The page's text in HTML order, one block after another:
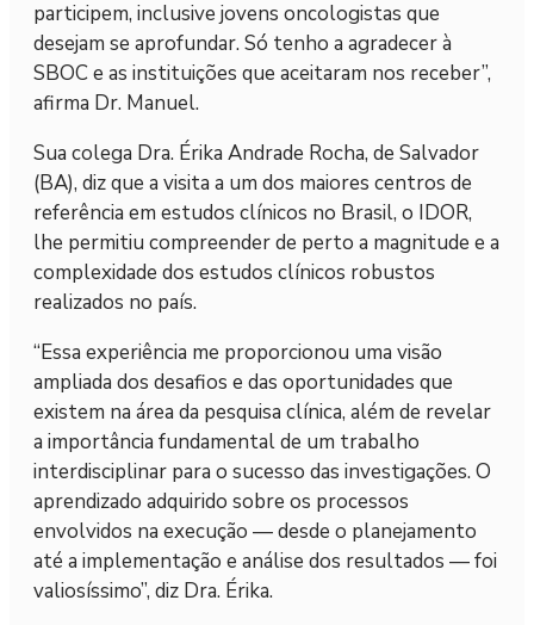
participem, inclusive jovens oncologistas que
desejam se aprofundar. Só tenho a agradecer à
SBOC e as instituições que aceitaram nos receber”,
afirma Dr. Manuel.
Sua colega Dra. Érika Andrade Rocha, de Salvador
(BA), diz que a visita a um dos maiores centros de
referência em estudos clínicos no Brasil, o IDOR,
lhe permitiu compreender de perto a magnitude e a
complexidade dos estudos clínicos robustos
realizados no país.
“Essa experiência me proporcionou uma visão
ampliada dos desafios e das oportunidades que
existem na área da pesquisa clínica, além de revelar
a importância fundamental de um trabalho
interdisciplinar para o sucesso das investigações. O
aprendizado adquirido sobre os processos
envolvidos na execução — desde o planejamento
até a implementação e análise dos resultados — foi
valiosíssimo”, diz Dra. Érika.